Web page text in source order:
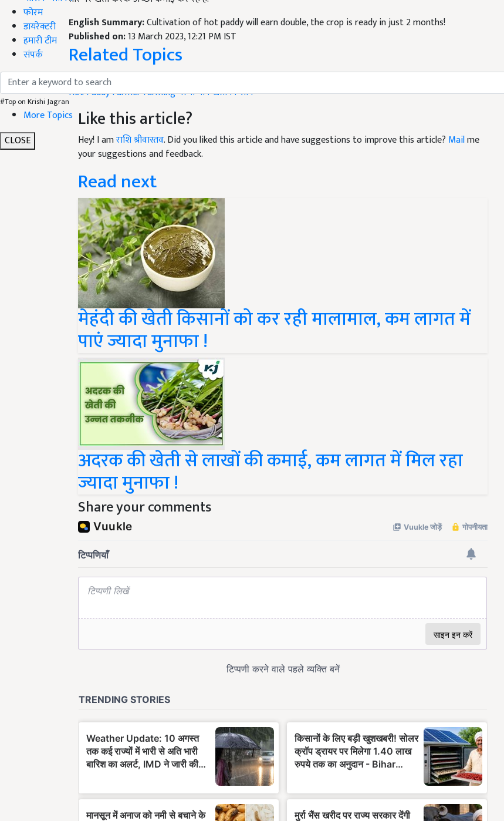
फोरम
डायरेक्टरी
हमारी टीम
संपर्क
#Top on Krishi Jagran
More Topics
CLOSE
Cultivation of hot paddy will earn double, the crop is ready in just 2 months!
Published on:13 March 2023, 12:21 PM IST
Related Topics
Paddy Cultivation
Hot Paddy
Like this article?
Hey! I amराशि श्रीवास्तव. Did you liked this article and have suggestions to improve this article?
your suggestions and feedback.
Read next
मेहंदी की खेती किसानों को कर रही मालामाल, कम लागत में
पाएं ज्यादा मुनाफा !
अदरक की खेती से लाखों की कमाई, कम लागत में मिल रहा
ज्यादा मुनाफा !
Share your comments